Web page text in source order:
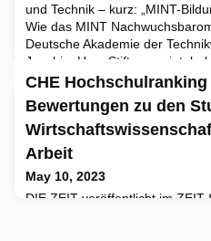
und Technik – kurz: „MINT-
Wie das MINT
Deutsche Akademie der
Joachim Herz Stiftung zeigt,
zugewanderte Kinder große
ausländischen Studierenden
ihr MINT-Angebot
CHE
Bewertungen zu den
Arbeit
May 10, 2023
DIE ZEIT veröffentlicht im ZEIT